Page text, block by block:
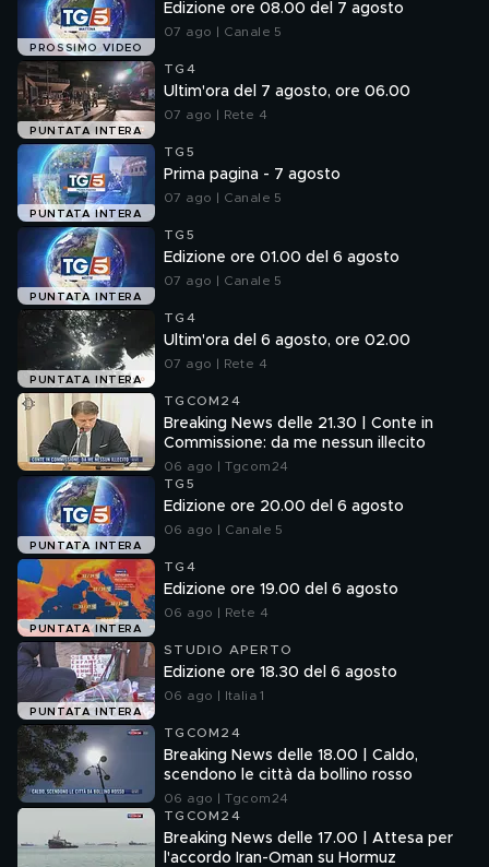
PROSSIMO VIDEO
Edizione ore 08.00 del 7 agosto
07 ago | Canale 5
PUNTATA INTERA
TG4
Ultim'ora del 7 agosto, ore 06.00
07 ago | Rete 4
PUNTATA INTERA
TG5
Prima pagina - 7 agosto
07 ago | Canale 5
PUNTATA INTERA
TG5
Edizione ore 01.00 del 6 agosto
07 ago | Canale 5
PUNTATA INTERA
TG4
Ultim'ora del 6 agosto, ore 02.00
07 ago | Rete 4
TGCOM24
Breaking News delle 21.30 | Conte in
Commissione: da me nessun illecito
06 ago | Tgcom24
PUNTATA INTERA
TG5
Edizione ore 20.00 del 6 agosto
06 ago | Canale 5
PUNTATA INTERA
TG4
Edizione ore 19.00 del 6 agosto
06 ago | Rete 4
PUNTATA INTERA
STUDIO APERTO
Edizione ore 18.30 del 6 agosto
06 ago | Italia 1
TGCOM24
Breaking News delle 18.00 | Caldo,
scendono le città da bollino rosso
06 ago | Tgcom24
TGCOM24
Breaking News delle 17.00 | Attesa per
l'accordo Iran-Oman su Hormuz